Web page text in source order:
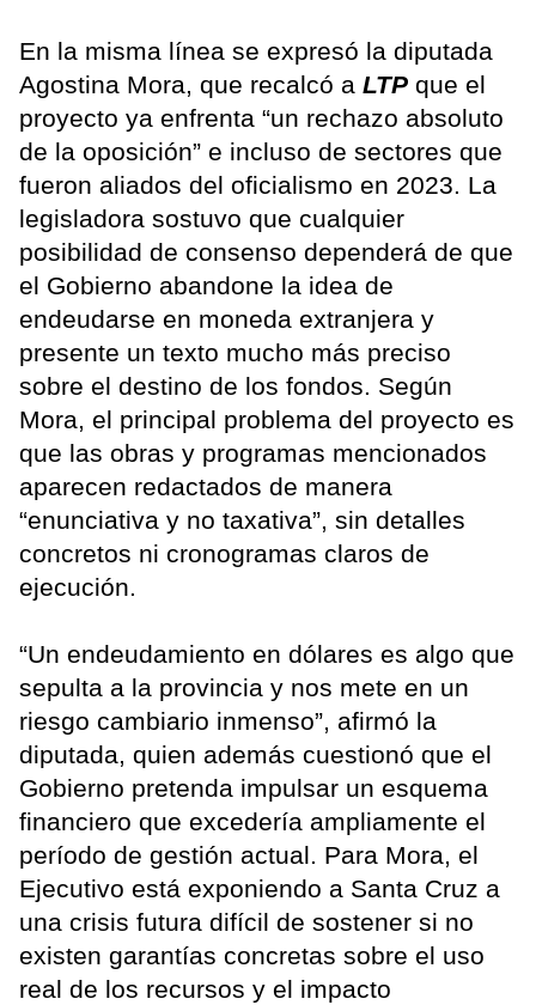
En la misma línea se expresó la diputada
Agostina Mora, que recalcó a LTP que el
proyecto ya enfrenta “un rechazo absoluto
de la oposición” e incluso de sectores que
fueron aliados del oficialismo en 2023. La
legisladora sostuvo que cualquier
posibilidad de consenso dependerá de que
el Gobierno abandone la idea de
endeudarse en moneda extranjera y
presente un texto mucho más preciso
sobre el destino de los fondos. Según
Mora, el principal problema del proyecto es
que las obras y programas mencionados
aparecen redactados de manera
“enunciativa y no taxativa”, sin detalles
concretos ni cronogramas claros de
ejecución.
“Un endeudamiento en dólares es algo que
sepulta a la provincia y nos mete en un
riesgo cambiario inmenso”, afirmó la
diputada, quien además cuestionó que el
Gobierno pretenda impulsar un esquema
financiero que excedería ampliamente el
período de gestión actual. Para Mora, el
Ejecutivo está exponiendo a Santa Cruz a
una crisis futura difícil de sostener si no
existen garantías concretas sobre el uso
real de los recursos y el impacto